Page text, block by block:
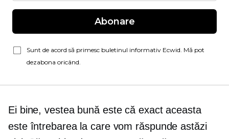
Abonare
Sunt de acord să primesc buletinul informativ Ecwid. Mă pot
dezabona oricând.
Ei bine, vestea bună este că exact aceasta
este întrebarea la care vom răspunde astăzi